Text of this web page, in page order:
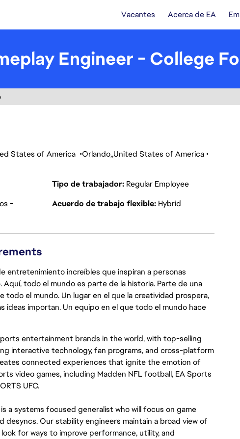
Vacantes Acerca de EA
Engineer - College
States of America Orlando United States of America
Tipo de trabajador Regular Employee
-
Acuerdo de trabajo flexible Hybrid
entretenimiento increíbles que inspiran a personas
todo el mundo es parte de la historia. Parte de una
el mundo. Un lugar en el que la creatividad prospera,
ideas importan. Un equipo en el que todo el mundo hace
entertainment brands in the world, with top-selling
interactive technology, fan programs, and cross-platform
connected experiences that ignite the emotion of
video games, including Madden NFL football, EA Sports
UFC.
is a systems focused generalist who will focus on game
desyncs. Our stability engineers maintain a broad view of
for ways to improve performance, utility, and